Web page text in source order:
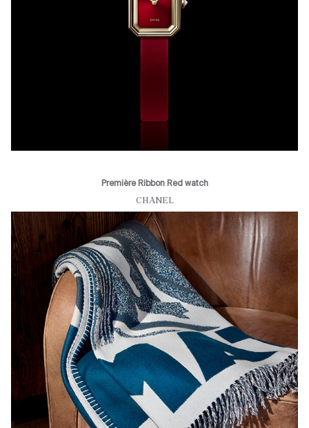
Première Ribbon Red watch
CHANEL